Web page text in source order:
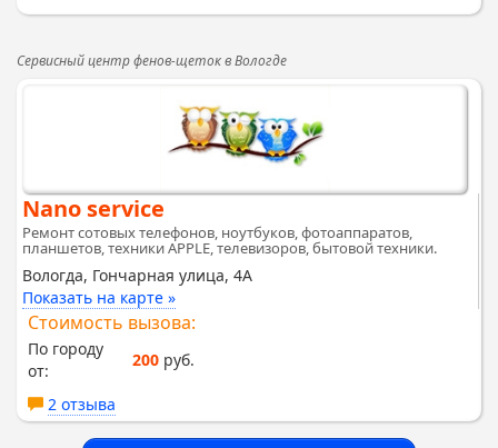
Сервисный центр фенов-щеток в Вологде
Nano service
Ремонт сотовых телефонов, ноутбуков, фотоаппаратов,
планшетов, техники APPLE, телевизоров, бытовой техники.
Вологда, Гончарная улица, 4А
Показать на карте »
Стоимость вызова:
По городу
от:
200 руб.
2 отзыва